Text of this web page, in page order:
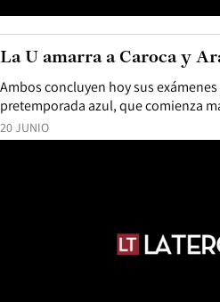
20 JUNIO
Ambos concluyen hoy sus
pretemporada azul, que comienza
La U amarra a Caroca y